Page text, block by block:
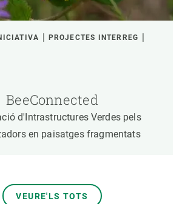
PROJECTES INTERREG
BeeConnected
d'Intrastructures Verdes pels
en paisatges fragmentats
VEURE'LS TOTS